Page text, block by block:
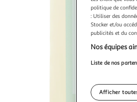
politique de
: Utiliser des
Stocker et/ou
publicités et du
Nos équipes
Liste de nos
Afficher